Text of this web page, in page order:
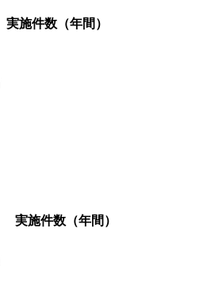
実施件数（年間）
実施件数（年間）